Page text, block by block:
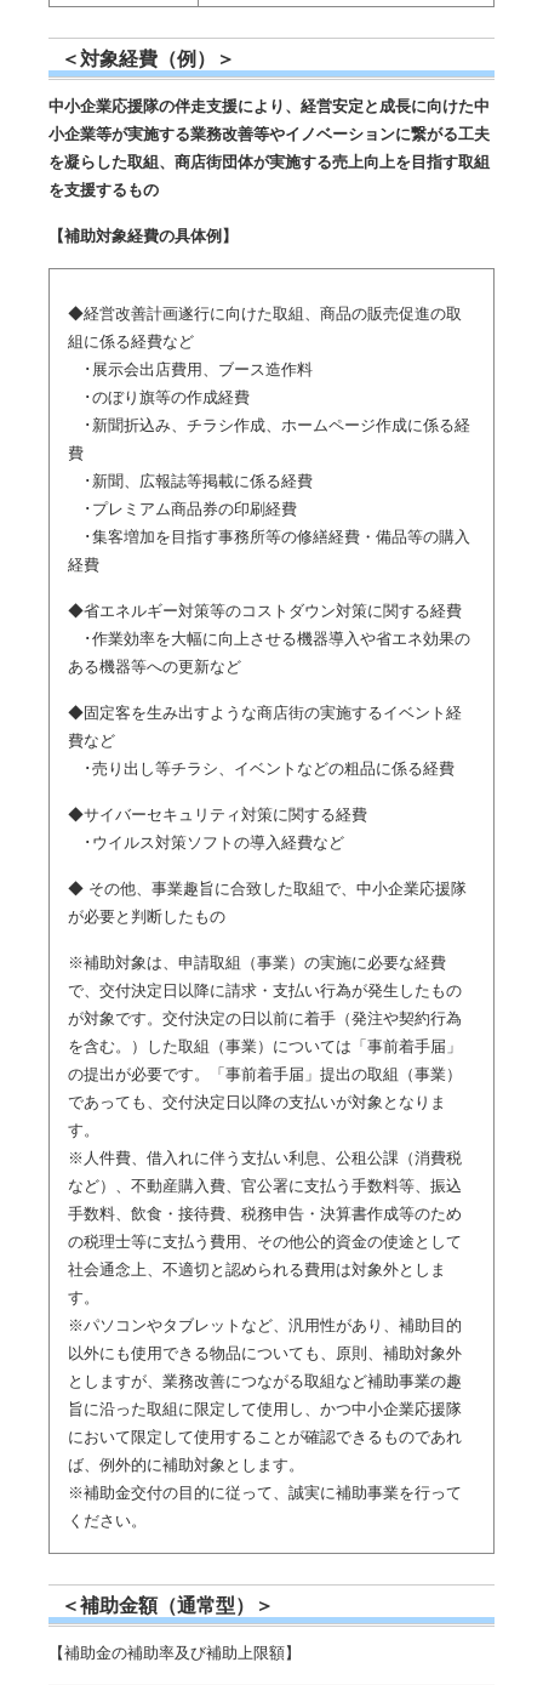
＜対象経費（例）＞
中小企業応援隊の伴走支援により、経営安定と成長に向けた中
小企業等が実施する業務改善等やイノベーションに繋がる工夫
を凝らした取組、商店街団体が実施する売上向上を目指す取組
を支援するもの
【補助対象経費の具体例】
◆経営改善計画遂行に向けた取組、商品の販売促進の取
組に係る経費など
･展示会出店費用、ブース造作料
･のぼり旗等の作成経費
･新聞折込み、チラシ作成、ホームページ作成に係る経
費
･新聞、広報誌等掲載に係る経費
･プレミアム商品券の印刷経費
･集客増加を目指す事務所等の修繕経費・備品等の購入
経費
◆省エネルギー対策等のコストダウン対策に関する経費
･作業効率を大幅に向上させる機器導入や省エネ効果の
ある機器等への更新など
◆固定客を生み出すような商店街の実施するイベント経
費など
･売り出し等チラシ、イベントなどの粗品に係る経費
◆サイバーセキュリティ対策に関する経費
･ウイルス対策ソフトの導入経費など
◆ その他、事業趣旨に合致した取組で、中小企業応援隊
が必要と判断したもの
※補助対象は、申請取組（事業）の実施に必要な経費
で、交付決定日以降に請求・支払い行為が発生したもの
が対象です。交付決定の日以前に着手（発注や契約行為
を含む。）した取組（事業）については「事前着手届」
の提出が必要です。「事前着手届」提出の取組（事業）
であっても、交付決定日以降の支払いが対象となりま
す。
※人件費、借入れに伴う支払い利息、公租公課（消費税
など）、不動産購入費、官公署に支払う手数料等、振込
手数料、飲食・接待費、税務申告・決算書作成等のため
の税理士等に支払う費用、その他公的資金の使途として
社会通念上、不適切と認められる費用は対象外としま
す。
※パソコンやタブレットなど、汎用性があり、補助目的
以外にも使用できる物品についても、原則、補助対象外
としますが、業務改善につながる取組など補助事業の趣
旨に沿った取組に限定して使用し、かつ中小企業応援隊
において限定して使用することが確認できるものであれ
ば、例外的に補助対象とします。
※補助金交付の目的に従って、誠実に補助事業を行って
ください。
＜補助金額（通常型）＞
【補助金の補助率及び補助上限額】